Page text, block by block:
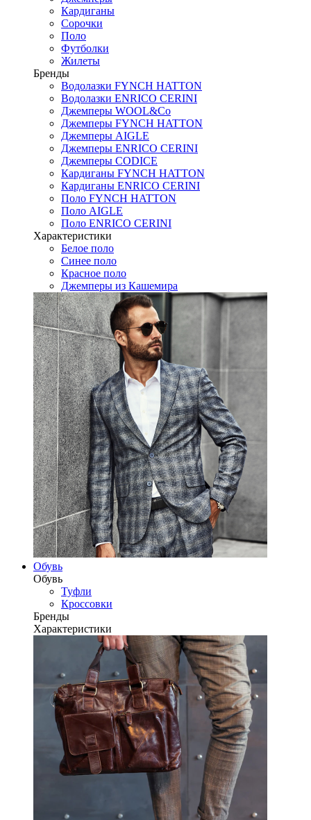
Кардиганы
Сорочки
Поло
Футболки
Жилеты
Бренды
Водолазки FYNCH HATTON
Водолазки ENRICO CERINI
Джемперы WOOL&Co
Джемперы FYNCH HATTON
Джемперы AIGLE
Джемперы ENRICO CERINI
Джемперы CODICE
Кардиганы FYNCH HATTON
Кардиганы ENRICO CERINI
Поло FYNCH HATTON
Поло AIGLE
Поло ENRICO CERINI
Характеристики
Белое поло
Синее поло
Красное поло
Джемперы из Кашемира
Обувь
Обувь
Туфли
Кроссовки
Бренды
Характеристики